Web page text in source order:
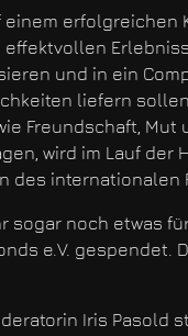
einem
und in ein
liefern
Freundschaft, Mut
wird im Lauf der
des internationalen
sogar noch etwas
e.V. gespendet.
Iris